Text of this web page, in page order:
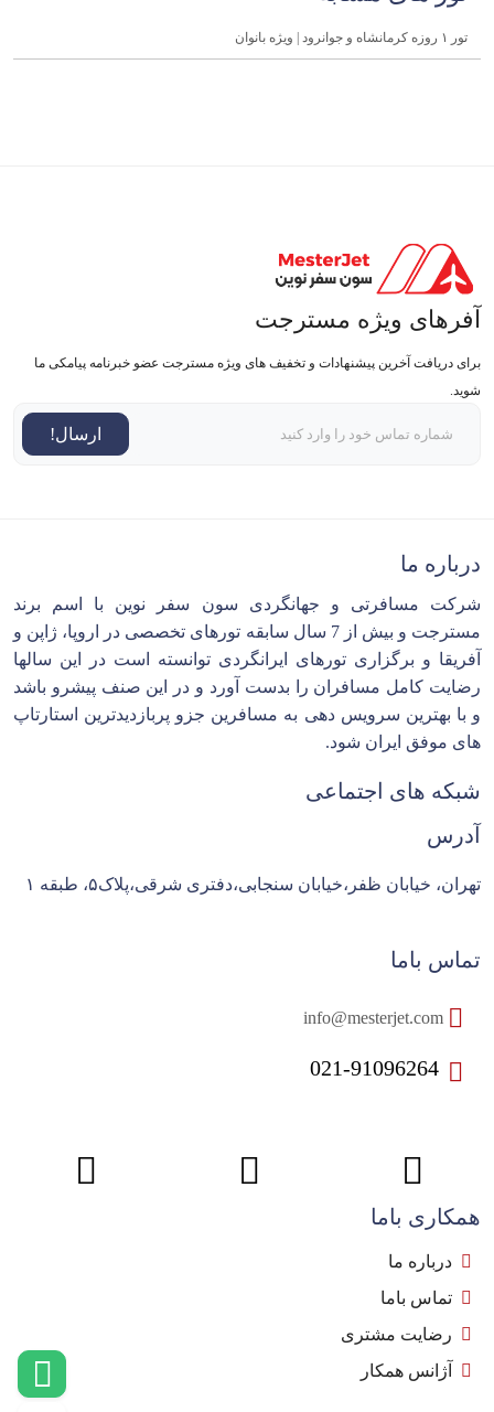
تور ۱ روزه کرمانشاه و جوانرود | ویژه بانوان
آفرهای ویژه مسترجت
برای دریافت آخرین پیشنهادات و تخفیف های ویژه مسترجت عضو خبرنامه پیامکی ما
شوید.
ارسال!
درباره ما
شرکت مسافرتی و جهانگردی سون سفر نوین با اسم برند
مسترجت و بیش از 7 سال سابقه تورهای تخصصی در اروپا، ژاپن و
آفریقا و برگزاری تورهای ایرانگردی توانسته است در این سالها
رضایت کامل مسافران را بدست آورد و در این صنف پیشرو باشد
و با بهترین سرویس دهی به مسافرین جزو پربازدیدترین استارتاپ
های موفق ایران شود.
شبکه های اجتماعی
آدرس
تهران، خیابان ظفر،خیابان سنجابی،دفتری شرقی،پلاک۵، طبقه ۱
تماس باما
021-91096264
همکاری باما
درباره ما
تماس باما
رضایت مشتری
آژانس همکار